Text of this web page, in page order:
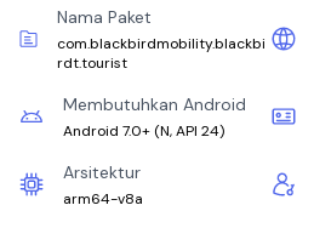
Nama Paket
com.blackbirdmobility.blackbi
rdt.tourist
Membutuhkan Android
Android 7.0+ (N, API 24)
Arsitektur
arm64-v8a